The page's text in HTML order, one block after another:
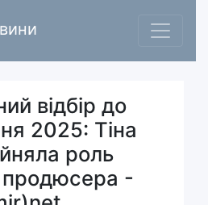
відбір до
2025: Тіна
роль
продюсера -